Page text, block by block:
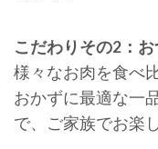
こだわりその2：
様々なお肉を食べ
おかずに最適な一
で、ご家族でお楽